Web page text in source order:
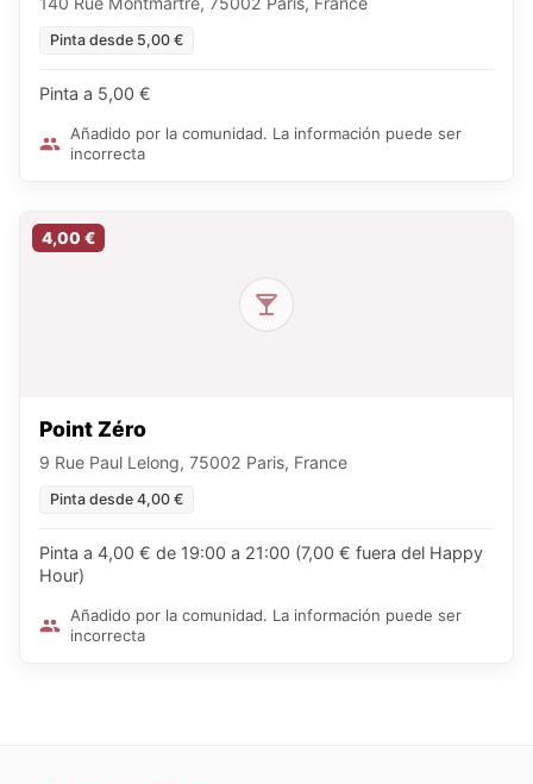
Pinta desde 5,00 €
Pinta a 5,00 €
Añadido por la comunidad. La información puede ser
incorrecta
4,00 €
Point Zéro
9 Rue Paul Lelong, 75002 Paris, France
Pinta desde 4,00 €
Pinta a 4,00 € de 19:00 a 21:00 (7,00 € fuera del Happy
Hour)
Añadido por la comunidad. La información puede ser
incorrecta